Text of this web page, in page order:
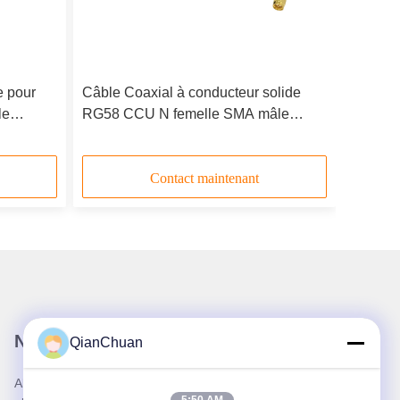
pour
Câble Coaxial à conducteur solide
RG58 CCU N femelle SMA mâle
de Signal d'antenne de 10m, haute
Contact maintenant
Notre newsletter
Abonnez-vous à notre newsletter pour des réductions et
QianChuan